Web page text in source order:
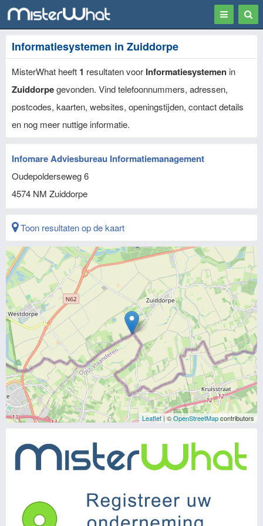
Toggle
Informatiesystemen in Zuiddorpe
MisterWhat heeft 1 resultaten voor Informatiesystemen in
Zuiddorpegevonden. Vind telefoonnummers, adressen,
postcodes, kaarten, websites, openingstijden, contact details
en nog meer nuttige informatie.
Infomare Adviesbureau Informatiemanagement
Oudepolderseweg 6
4574 NM Zuiddorpe
Toon resultaten op de kaart
Leaflet| ©OpenStreetMapcontributors